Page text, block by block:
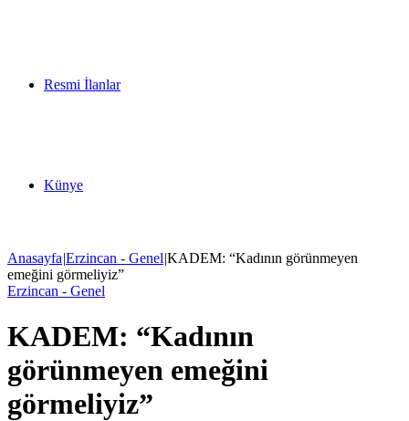
Resmi İlanlar
Künye
Anasayfa|Erzincan - Genel|KADEM: “Kadının görünmeyen
emeğini görmeliyiz”
Erzincan - Genel
KADEM: “Kadının
görünmeyen emeğini
görmeliyiz”